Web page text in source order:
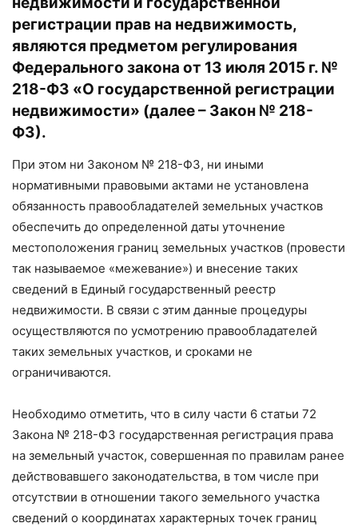
регистрации прав на недвижимость,
являются предметом регулирования
Федерального закона от 13 июля 2015 г. №
218-ФЗ «О государственной регистрации
недвижимости» (далее – Закон № 218-
ФЗ).
При этом ни Законом № 218-ФЗ, ни иными
нормативными правовыми актами не установлена
обязанность правообладателей земельных участков
обеспечить до определенной даты уточнение
местоположения границ земельных участков (провести
так называемое «межевание») и внесение таких
сведений в Единый государственный реестр
недвижимости. В связи с этим данные процедуры
осуществляются по усмотрению правообладателей
таких земельных участков, и сроками не
ограничиваются.
Необходимо отметить, что в силу части 6 статьи 72
Закона № 218-ФЗ государственная регистрация права
на земельный участок, совершенная по правилам ранее
действовавшего законодательства, в том числе при
отсутствии в отношении такого земельного участка
сведений о координатах характерных точек границ